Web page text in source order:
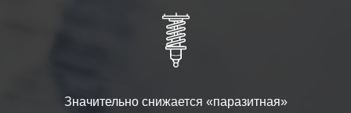
Значительно снижается «паразитная»